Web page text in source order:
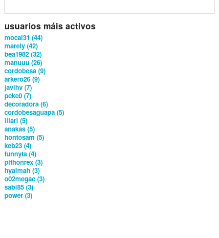
usuarios máis activos
mocai31 (44)
marely (42)
bea1982 (32)
manuuu (26)
cordobesa (9)
arkero26 (9)
javihv (7)
peke0 (7)
decoradora (6)
cordobesaguapa (5)
illari (5)
anakas (5)
hontosam (5)
keb23 (4)
funnyta (4)
pithonrex (3)
hyalmah (3)
o02megac (3)
sabi85 (3)
power (3)